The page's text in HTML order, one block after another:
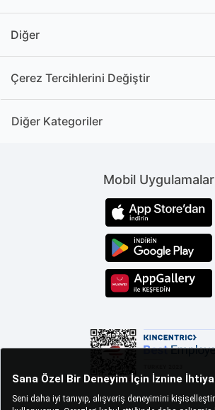
Diğer
Çerez Tercihlerini Değiştir
Diğer Kategoriler
Mobil Uygulamalar